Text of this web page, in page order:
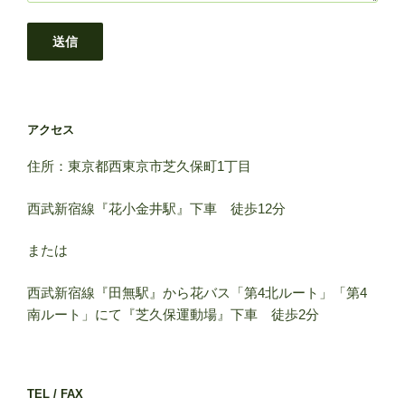
アクセス
住所：東京都西東京市芝久保町1丁目
西武新宿線『花小金井駅』下車 徒歩12分
または
西武新宿線『田無駅』から花バス「第4北ルート」「第4
南ルート」にて『芝久保運動場』下車 徒歩2分
TEL / FAX